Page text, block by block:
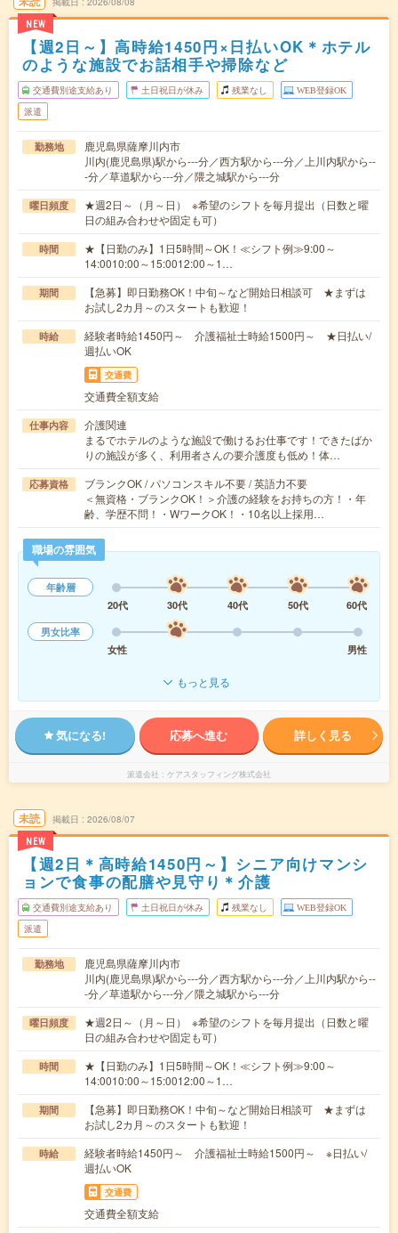
NEW
【週2日～】高時給1450円×日払いOK＊ホテル
のような施設でお話相手や掃除など
交通費別途支給あり 土日祝日が休み 残業なし WEB登録OK
派遣
勤務地
鹿児島県薩摩川内市
川内(鹿児島県)駅から---分／西方駅から---分／上川内駅から--
-分／草道駅から---分／隈之城駅から---分
曜日頻度
★週2日～（月～日） ※希望のシフトを毎月提出（日数と曜
日の組み合わせや固定も可）
時間
★【日勤のみ】1日5時間～OK！≪シフト例≫9:00～
14:0010:00～15:0012:00～1…
期間
【急募】即日勤務OK！中旬～など開始日相談可 ★まずは
お試し2カ月～のスタートも歓迎！
時給
経験者時給1450円～ 介護福祉士時給1500円～ ★日払い/
週払いOK
交通費
交通費全額支給
仕事内容
介護関連
まるでホテルのような施設で働けるお仕事です！できたばか
りの施設が多く、利用者さんの要介護度も低め！体…
応募資格
ブランクOK / パソコンスキル不要 / 英語力不要
＜無資格・ブランクOK！＞介護の経験をお持ちの方！・年
齢、学歴不問！・WワークOK！・10名以上採用…
職場の雰囲気
年齢層
20代
30代 40代 50代
60代
男女比率
女性
男性
もっと見る
気になる! 応募へ進む 詳しく見る
派遣会社 ケアスタッフィング株式会社
未読
NEW
掲載日 2026/08/07
【週2日＊高時給1450円～】シニア向けマンシ
ョンで食事の配膳や見守り＊介護
交通費別途支給あり 土日祝日が休み 残業なし WEB登録OK
派遣
勤務地
鹿児島県薩摩川内市
川内(鹿児島県)駅から---分／西方駅から---分／上川内駅から--
-分／草道駅から---分／隈之城駅から---分
曜日頻度
★週2日～（月～日） ※希望のシフトを毎月提出（日数と曜
日の組み合わせや固定も可）
時間
★【日勤のみ】1日5時間～OK！≪シフト例≫9:00～
14:0010:00～15:0012:00～1…
期間
【急募】即日勤務OK！中旬～など開始日相談可 ★まずは
お試し2カ月～のスタートも歓迎！
時給
経験者時給1450円～ 介護福祉士時給1500円～ ※日払い/
週払いOK
交通費
交通費全額支給